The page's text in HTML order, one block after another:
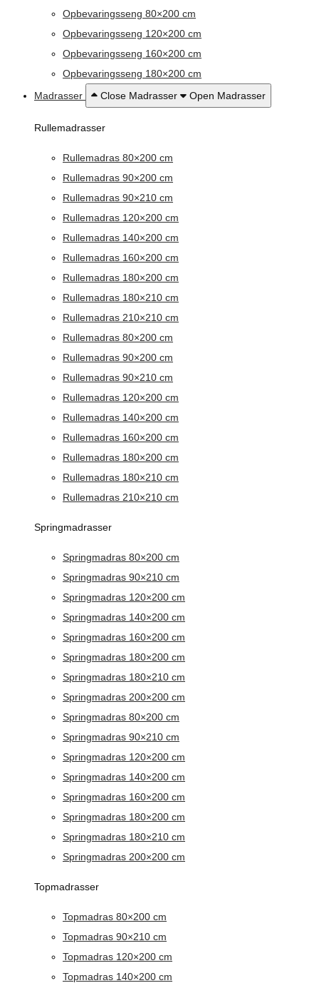
Opbevaringsseng 80×200 cm
Opbevaringsseng 120×200 cm
Opbevaringsseng 160×200 cm
Opbevaringsseng 180×200 cm
Madrasser
Close Madrasser Open Madrasser
Rullemadrasser
Rullemadras 80×200 cm
Rullemadras 90×200 cm
Rullemadras 90×210 cm
Rullemadras 120×200 cm
Rullemadras 140×200 cm
Rullemadras 160×200 cm
Rullemadras 180×200 cm
Rullemadras 180×210 cm
Rullemadras 210×210 cm
Rullemadras 80×200 cm
Rullemadras 90×200 cm
Rullemadras 90×210 cm
Rullemadras 120×200 cm
Rullemadras 140×200 cm
Rullemadras 160×200 cm
Rullemadras 180×200 cm
Rullemadras 180×210 cm
Rullemadras 210×210 cm
Springmadrasser
Springmadras 80×200 cm
Springmadras 90×210 cm
Springmadras 120×200 cm
Springmadras 140×200 cm
Springmadras 160×200 cm
Springmadras 180×200 cm
Springmadras 180×210 cm
Springmadras 200×200 cm
Springmadras 80×200 cm
Springmadras 90×210 cm
Springmadras 120×200 cm
Springmadras 140×200 cm
Springmadras 160×200 cm
Springmadras 180×200 cm
Springmadras 180×210 cm
Springmadras 200×200 cm
Topmadrasser
Topmadras 80×200 cm
Topmadras 90×210 cm
Topmadras 120×200 cm
Topmadras 140×200 cm